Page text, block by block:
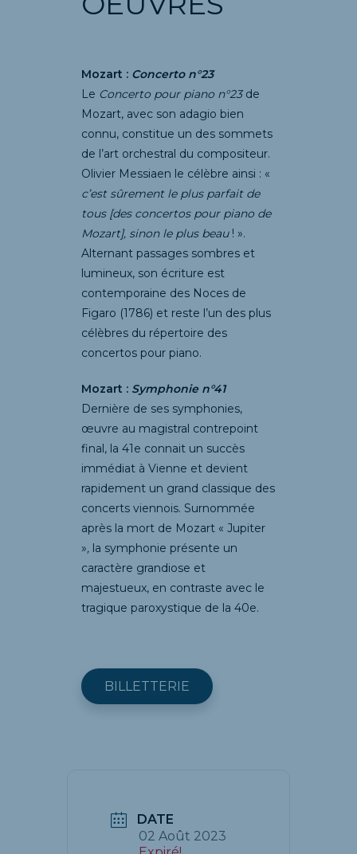
Mozart : Concerto n°23
Le Concerto pour piano n°23de
Mozart, avec son adagio bien
connu, constitue un des sommets
de l’art orchestral du compositeur.
Olivier Messiaen le célèbre ainsi : «
c’est sûrement le plus parfait de
tous [des concertos pour piano de
Mozart], sinon le plus beau! ».
Alternant passages sombres et
lumineux, son écriture est
contemporaine des Noces de
Figaro (1786) et reste l’un des plus
célèbres du répertoire des
concertos pour piano.
Mozart : Symphonie n°41
Dernière de ses symphonies,
œuvre au magistral contrepoint
final, la 41e connait un succès
immédiat à Vienne et devient
rapidement un grand classique des
concerts viennois. Surnommée
après la mort de Mozart « Jupiter
», la symphonie présente un
caractère grandiose et
majestueux, en contraste avec le
tragique paroxystique de la 40e.
BILLETTERIE
DATE
02 Août 2023